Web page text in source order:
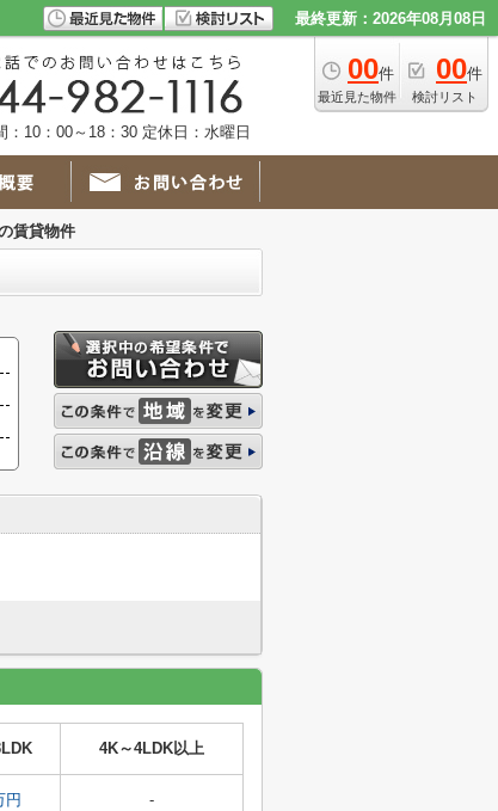
最終更新：2026年08月08日
00件
最近見た物件
00件
検討リスト
：10：00～18：30 定休日：水曜日
賃貸物件
4K～4LDK以上
円 -